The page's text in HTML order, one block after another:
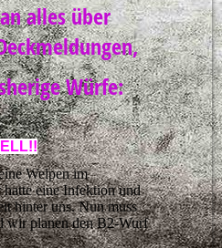
alles über
Würfe:
Welpen im
eine Infektion und
hinter uns. Nun muss
wir planen den B2-Wurf